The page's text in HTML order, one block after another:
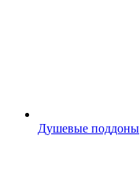
Душевые поддоны